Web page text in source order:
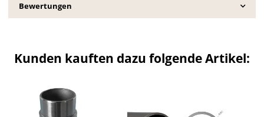
Bewertungen
Kunden kauften dazu folgende Artikel: